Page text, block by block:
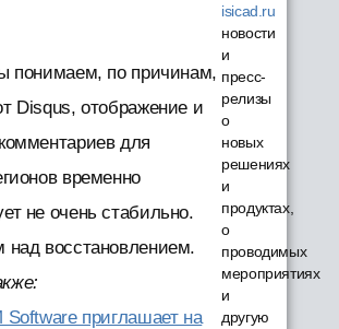
понимаем, по причинам,
Disqus, отображение и
для
временно
не очень стабильно.
восстановлением.
Software приглашает на
isicad.ru
новости
и
пресс-
релизы
о
новых
решениях
и
продуктах,
о
проводимых
мероприятиях
и
другую